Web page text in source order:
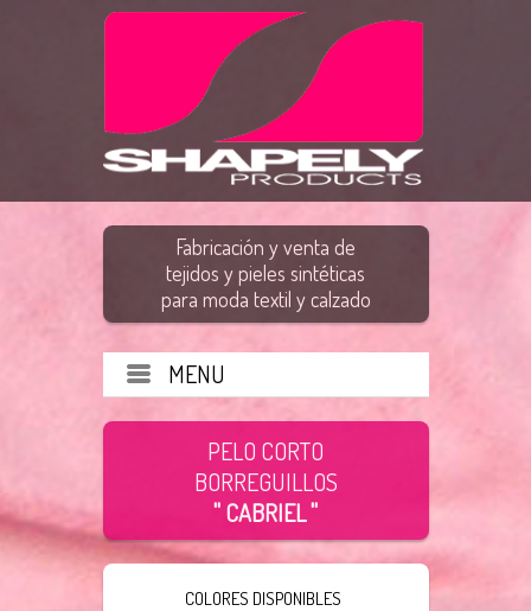
Fabricación y venta de
tejidos y pieles sintéticas
para moda textil y calzado
MENU
PELO CORTO
BORREGUILLOS
" CABRIEL "
COLORES DISPONIBLES